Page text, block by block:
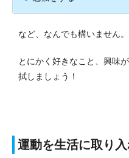
など、なんでも構いません。
とにかく好きなこと、興味
拭しましょう！
運動を生活に取り